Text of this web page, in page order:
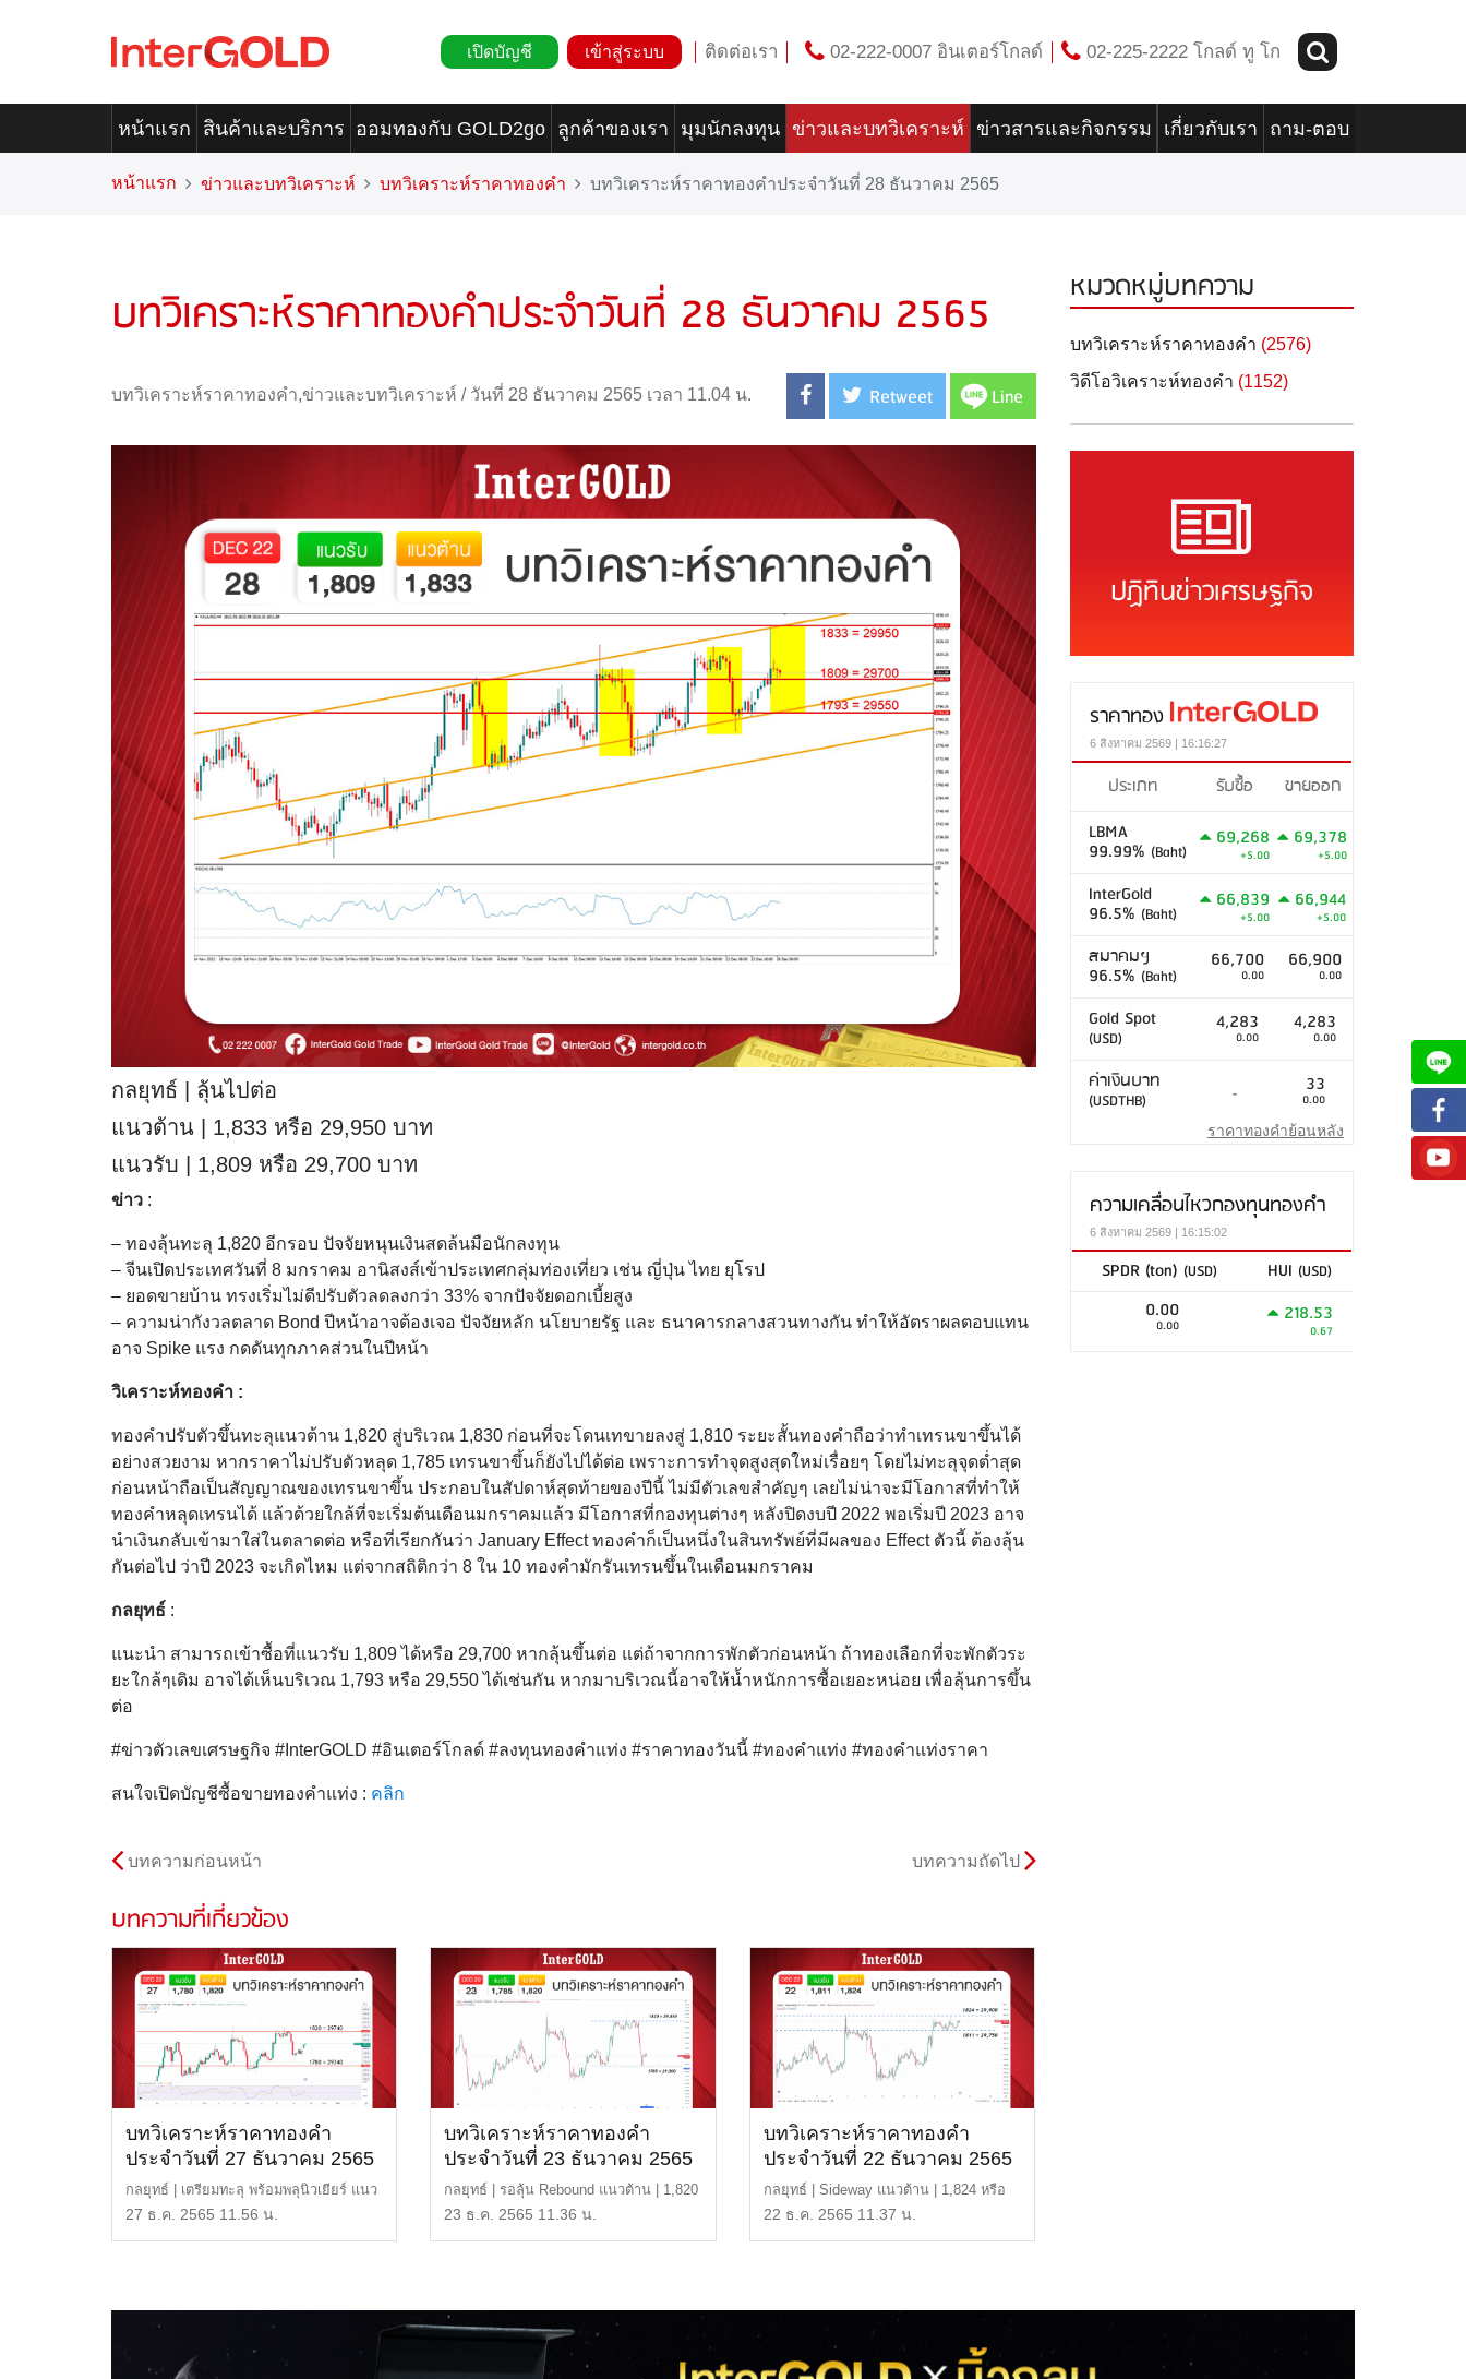
เปิดบัญชี เข้าสู่ระบบ ติดต่อเรา 02-222-0007 อินเตอร์โกลด์ 02-225-2222 โกลด์ ทู โก
หน้าแรก สินค้าและบริการ ออมทองกับ GOLD2go ลูกค้าของเรา มุมนักลงทุน ข่าวและบทวิเคราะห์ ข่าวสารและกิจกรรม เกี่ยวกับเรา ถาม-ตอบ
หน้าแรก ข่าวและบทวิเคราะห์ บทวิเคราะห์ราคาทองคำ บทวิเคราะห์ราคาทองคำประจำวันที่ 28 ธันวาคม 2565
บทวิเคราะห์ราคาทองคำประจำวันที่ 28 ธันวาคม 2565
บทวิเคราะห์ราคาทองคำ,ข่าวและบทวิเคราะห์ / วันที่ 28 ธันวาคม 2565 เวลา 11.04 น. Retweet Line
กลยุทธ์ | ลุ้นไปต่อ
แนวต้าน | 1,833 หรือ 29,950 บาท
แนวรับ | 1,809 หรือ 29,700 บาท
ข่าว :
– ทองลุ้นทะลุ 1,820 อีกรอบ ปัจจัยหนุนเงินสดล้นมือนักลงทุน
– จีนเปิดประเทศวันที่ 8 มกราคม อานิสงส์เข้าประเทศกลุ่มท่องเที่ยว เช่น ญี่ปุ่น ไทย ยุโรป
– ยอดขายบ้าน ทรงเริ่มไม่ดีปรับตัวลดลงกว่า 33% จากปัจจัยดอกเบี้ยสูง
– ความน่ากังวลตลาด Bond ปีหน้าอาจต้องเจอ ปัจจัยหลัก นโยบายรัฐ และ ธนาคารกลางสวนทางกัน ทำให้อัตราผลตอบแทน
อาจ Spike แรง กดดันทุกภาคส่วนในปีหน้า
วิเคราะห์ทองคำ :
ทองคำปรับตัวขึ้นทะลุแนวต้าน 1,820 สู่บริเวณ 1,830 ก่อนที่จะโดนเทขายลงสู่ 1,810 ระยะสั้นทองคำถือว่าทำเทรนขาขึ้นได้
อย่างสวยงาม หากราคาไม่ปรับตัวหลุด 1,785 เทรนขาขึ้นก็ยังไปได้ต่อ เพราะการทำจุดสูงสุดใหม่เรื่อยๆ โดยไม่ทะลุจุดต่ำสุด
ก่อนหน้าถือเป็นสัญญาณของเทรนขาขึ้น ประกอบในสัปดาห์สุดท้ายของปีนี้ ไม่มีตัวเลขสำคัญๆ เลยไม่น่าจะมีโอกาสที่ทำให้
ทองคำหลุดเทรนได้ แล้วด้วยใกล้ที่จะเริ่มต้นเดือนมกราคมแล้ว มีโอกาสที่กองทุนต่างๆ หลังปิดงบปี 2022 พอเริ่มปี 2023 อาจ
นำเงินกลับเข้ามาใส่ในตลาดต่อ หรือที่เรียกกันว่า January Effect ทองคำก็เป็นหนึ่งในสินทรัพย์ที่มีผลของ Effect ตัวนี้ ต้องลุ้น
กันต่อไป ว่าปี 2023 จะเกิดไหม แต่จากสถิติกว่า 8 ใน 10 ทองคำมักรันเทรนขึ้นในเดือนมกราคม
กลยุทธ์ :
แนะนำ สามารถเข้าซื้อที่แนวรับ 1,809 ได้หรือ 29,700 หากลุ้นขึ้นต่อ แต่ถ้าจากการพักตัวก่อนหน้า ถ้าทองเลือกที่จะพักตัวระ
ยะใกล้ๆเดิม อาจได้เห็นบริเวณ 1,793 หรือ 29,550 ได้เช่นกัน หากมาบริเวณนี้อาจให้น้ำหนักการซื้อเยอะหน่อย เพื่อลุ้นการขึ้น
ต่อ
#ข่าวตัวเลขเศรษฐกิจ #InterGOLD #อินเตอร์โกลด์ #ลงทุนทองคำแท่ง #ราคาทองวันนี้ #ทองคำแท่ง #ทองคำแท่งราคา
สนใจเปิดบัญชีซื้อขายทองคำแท่ง : คลิก
บทความก่อนหน้า บทความถัดไป
บทความที่เกี่ยวข้อง
บทวิเคราะห์ราคาทองคำ
ประจำวันที่ 27 ธันวาคม 2565
กลยุทธ์ | เตรียมทะลุ พร้อมพลุนิวเยียร์ แนว
ต้าน | 1,820 […]
27 ธ.ค. 2565 11.56 น.
บทวิเคราะห์ราคาทองคำ
ประจำวันที่ 23 ธันวาคม 2565
กลยุทธ์ | รอลุ้น Rebound แนวต้าน | 1,820
หรือ 29,850 บา […]
23 ธ.ค. 2565 11.36 น.
บทวิเคราะห์ราคาทองคำ
ประจำวันที่ 22 ธันวาคม 2565
กลยุทธ์ | Sideway แนวต้าน | 1,824 หรือ
29,900 บาท แนวรั […]
22 ธ.ค. 2565 11.37 น.
หมวดหมู่บทความ
บทวิเคราะห์ราคาทองคำ (2576)
วิดีโอวิเคราะห์ทองคำ (1152)
ปฏิทินข่าวเศรษฐกิจ
ราคาทอง
6 สิงหาคม 2569 | 16:16:27
ประเภท รับซื้อ
ขายออก
LBMA
99.99% (Baht)
69,268
+5.00
69,378
+5.00
InterGold
96.5% (Baht)
66,839
+5.00
66,944
+5.00
สมาคมฯ
96.5% (Baht)
66,700
0.00
66,900
0.00
Gold Spot
(USD)
4,283
0.00
4,283
0.00
ค่าเงินบาท
(USDTHB) - 33
0.00
ราคาทองคำย้อนหลัง
ความเคลื่อนไหวกองทุนทองคำ
6 สิงหาคม 2569 | 16:15:02
SPDR (ton) (USD) HUI (USD)
0.00
0.00 218.53
0.67